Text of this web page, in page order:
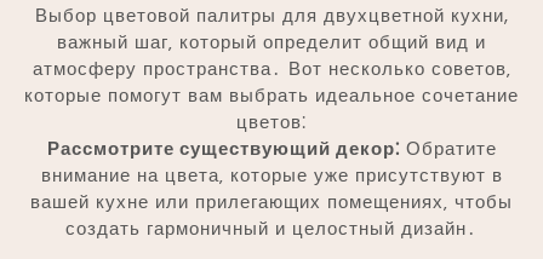
Выбор цветовой палитры для двухцветной кухни,
важный шаг‚ который определит общий вид и
атмосферу пространства․ Вот несколько советов‚
которые помогут вам выбрать идеальное сочетание
цветов⁚
Рассмотрите существующий декор⁚ Обратите
внимание на цвета‚ которые уже присутствуют в
вашей кухне или прилегающих помещениях‚ чтобы
создать гармоничный и целостный дизайн․